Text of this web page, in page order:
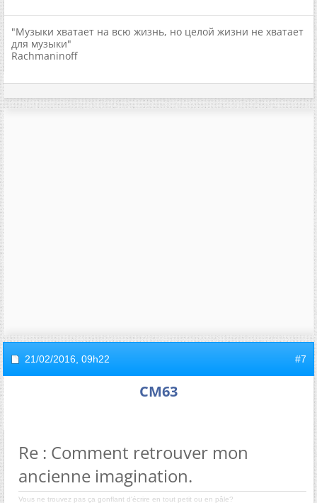
"Музыки хватает на всю жизнь, но целой жизни не хватает
для музыки"
Rachmaninoff
21/02/2016, 09h22 #7
CM63
Re : Comment retrouver mon
ancienne imagination.
Vous ne trouvez pas ça gonflant d'écrire en tout petit ou en pâle?